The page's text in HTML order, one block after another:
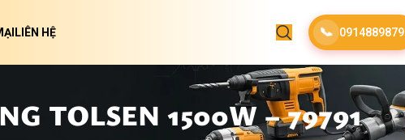
LIÊN HỆ 📞 0914889879
TOLSEN 1500W – 79791